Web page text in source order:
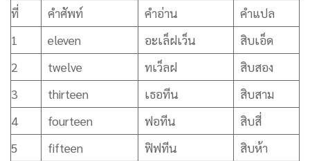
ที่ คำศัพท์ คำอ่าน
คำแปล
1
eleven อะเล็ฝเว็น
สิบเอ็ด
2
twelve ทเว็ลฝ
สิบสอง
3
thirteen เธอทีน
สิบสาม
4
fourteen ฟอทีน
สิบสี่
5
fifteen ฟิฟทีน
สิบห้า